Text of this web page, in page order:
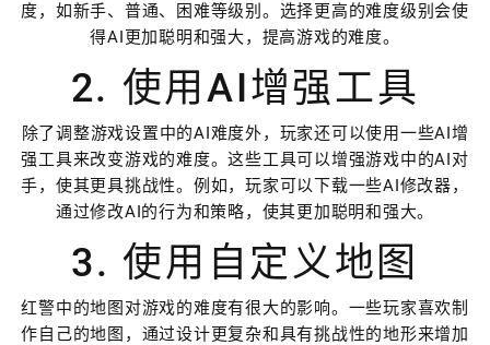
度，如新手、普通、困难等级别。选择更高的难度级别会使
得AI更加聪明和强大，提高游戏的难度。
2. 使用AI增强工具
除了调整游戏设置中的AI难度外，玩家还可以使用一些AI增
强工具来改变游戏的难度。这些工具可以增强游戏中的AI对
手，使其更具挑战性。例如，玩家可以下载一些AI修改器，
通过修改AI的行为和策略，使其更加聪明和强大。
3. 使用自定义地图
红警中的地图对游戏的难度有很大的影响。一些玩家喜欢制
作自己的地图，通过设计更复杂和具有挑战性的地形来增加